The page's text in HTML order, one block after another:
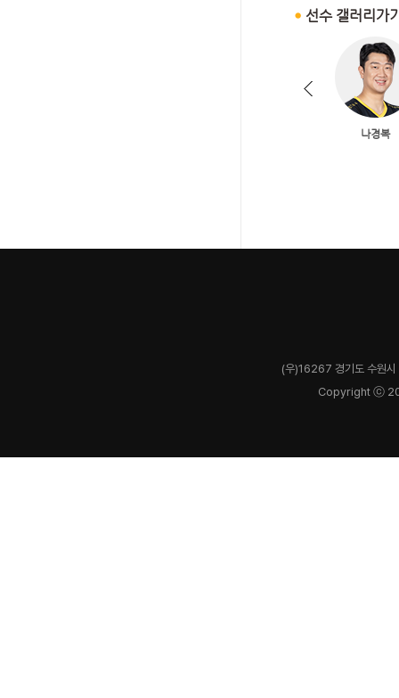
(우)16267 경기도 수원
Copyright ⓒ